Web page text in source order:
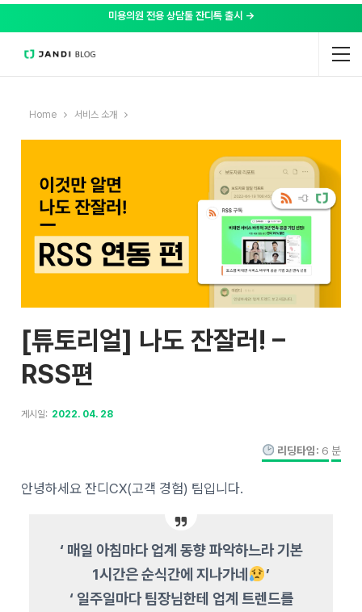
미용의원 전용 상담툴 잔디톡 출시 →
Home 서비스 소개
[튜토리얼] 나도 잔잘러! –
RSS편
게시일: 2022. 04. 28
리딩타임: 6 분
안녕하세요 잔디CX(고객 경험) 팀입니다.
‘ 매일 아침마다 업계 동향 파악하느라 기본
1시간은 순식간에 지나가네
’
‘ 일주일마다 팀장님한테 업계 트렌드를